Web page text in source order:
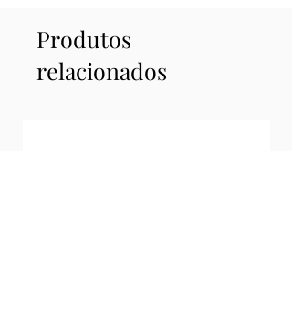
Produtos
relacionados